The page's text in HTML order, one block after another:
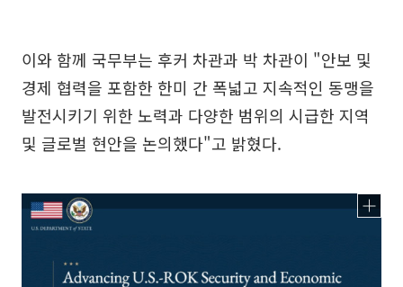
이와 함께 국무부는 후커 차관과 박 차관이 "안보 및
경제 협력을 포함한 한미 간 폭넓고 지속적인 동맹을
발전시키기 위한 노력과 다양한 범위의 시급한 지역
및 글로벌 현안을 논의했다"고 밝혔다.